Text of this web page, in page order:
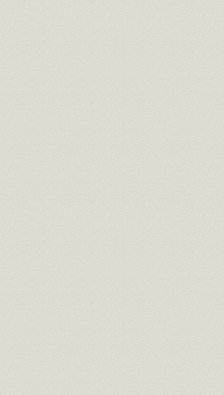
株式の状況
大株主
所有者別状況
株価の推移
組織図
ADEKA環境ビジョン
ADEKAの社会的責任(CSR)への取り組みについて
主な社会貢献活動
国内拠点
海外拠点
国内主要グループ会社
海外主要グループ会社
特許出願数の推移
対外発表・論文数
表彰
クラブ活動
年表
後口絵
索引